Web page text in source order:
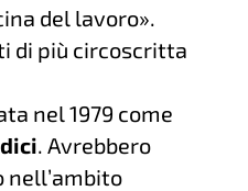
del lavoro».
di più circoscritta
nel 1979 come
. Avrebbero